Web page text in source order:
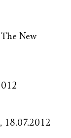
New
18.07.2012